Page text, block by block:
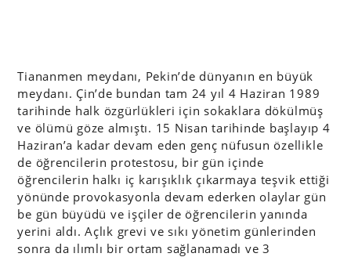
Tiananmen meydanı, Pekin’de dünyanın en büyük
meydanı. Çin’de bundan tam 24 yıl 4 Haziran 1989
tarihinde halk özgürlükleri için sokaklara dökülmüş
ve ölümü göze almıştı. 15 Nisan tarihinde başlayıp 4
Haziran’a kadar devam eden genç nüfusun özellikle
de öğrencilerin protestosu, bir gün içinde
öğrencilerin halkı iç karışıklık çıkarmaya teşvik ettiği
yönünde provokasyonla devam ederken olaylar gün
be gün büyüdü ve işçiler de öğrencilerin yanında
yerini aldı. Açlık grevi ve sıkı yönetim günlerinden
sonra da ılımlı bir ortam sağlanamadı ve 3